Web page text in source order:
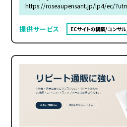
https://roseaupensant.jp/lp4/ec/
提供サービス ECサイトの構築/コンサ